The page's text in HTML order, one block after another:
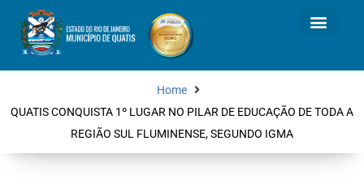
Home
QUATIS CONQUISTA 1º LUGAR NO PILAR DE EDUCAÇÃO DE TODA A
REGIÃO SUL FLUMINENSE, SEGUNDO IGMA